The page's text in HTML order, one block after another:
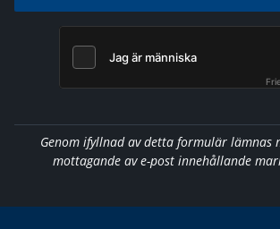
Genom ifyllnad av detta formulär lämnas
mottagande av e-post innehållande